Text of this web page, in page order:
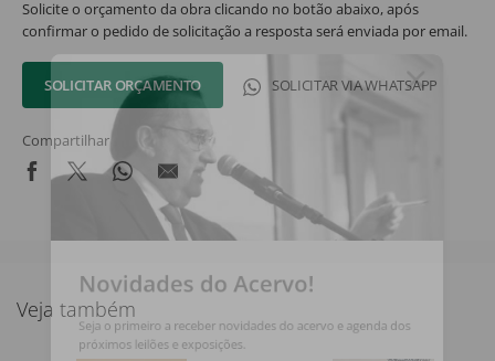
Solicite o orçamento da obra clicando no botão abaixo, após
confirmar o pedido de solicitação a resposta será enviada por email.
SOLICITAR ORÇAMENTO SOLICITAR VIA WHATSAPP
Compartilhar
Veja também
Novidades do Acervo!
Seja o primeiro a receber novidades do acervo e agenda dos
próximos leilões e exposições.